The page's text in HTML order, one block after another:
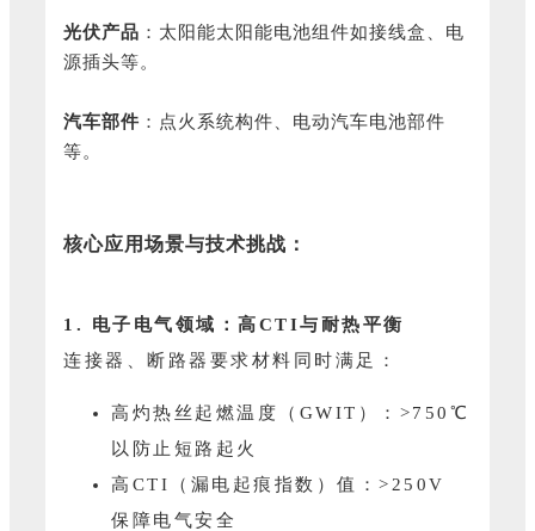
光伏产品 ：太阳能太阳能电池组件如接线盒、电
源插头等。
汽车部件 ：点火系统构件、电动汽车电池部件
等。
核心应用场景与技术挑战：
1. 电子电气领域：高CTI与耐热平衡
连接器、断路器要求材料同时满足：
高灼热丝起燃温度（GWIT）：>750℃
以防止短路起火
高CTI（漏电起痕指数）值：>250V
保障电气安全